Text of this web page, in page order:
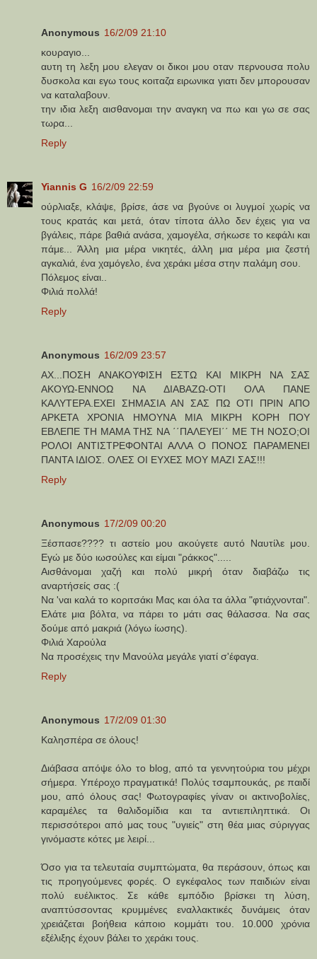
Anonymous 16/2/09 21:10
κουραγιο...
αυτη τη λεξη μου ελεγαν οι δικοι μου οταν περνουσα πολυ
δυσκολα και εγω τους κοιταζα ειρωνικα γιατι δεν μπορουσαν
να καταλαβουν.
την ιδια λεξη αισθανομαι την αναγκη να πω και γω σε σας
τωρα...
Reply
Yiannis G 16/2/09 22:59
ούρλιαξε, κλάψε, βρίσε, άσε να βγούνε οι λυγμοί χωρίς να
τους κρατάς και μετά, όταν τίποτα άλλο δεν έχεις για να
βγάλεις, πάρε βαθιά ανάσα, χαμογέλα, σήκωσε το κεφάλι και
πάμε... Άλλη μια μέρα νικητές, άλλη μια μέρα μια ζεστή
αγκαλιά, ένα χαμόγελο, ένα χεράκι μέσα στην παλάμη σου.
Πόλεμος είναι..
Φιλιά πολλά!
Reply
Anonymous 16/2/09 23:57
ΑΧ...ΠΟΣΗ ΑΝΑΚΟΥΦΙΣΗ ΕΣΤΩ ΚΑΙ ΜΙΚΡΗ ΝΑ ΣΑΣ
ΑΚΟΥΩ-ΕΝΝΟΩ ΝΑ ΔΙΑΒΑΖΩ-ΟΤΙ ΟΛΑ ΠΑΝΕ
ΚΑΛΥΤΕΡΑ.ΕΧΕΙ ΣΗΜΑΣΙΑ ΑΝ ΣΑΣ ΠΩ ΟΤΙ ΠΡΙΝ ΑΠΟ
ΑΡΚΕΤΑ ΧΡΟΝΙΑ ΗΜΟΥΝΑ ΜΙΑ ΜΙΚΡΗ ΚΟΡΗ ΠΟΥ
ΕΒΛΕΠΕ ΤΗ ΜΑΜΑ ΤΗΣ ΝΑ ΄΄ΠΑΛΕΥΕΙ΄΄ ΜΕ ΤΗ ΝΟΣΟ;ΟΙ
ΡΟΛΟΙ ΑΝΤΙΣΤΡΕΦΟΝΤΑΙ ΑΛΛΑ Ο ΠΟΝΟΣ ΠΑΡΑΜΕΝΕΙ
ΠΑΝΤΑ ΙΔΙΟΣ. ΟΛΕΣ ΟΙ ΕΥΧΕΣ ΜΟΥ ΜΑΖΙ ΣΑΣ!!!
Reply
Anonymous 17/2/09 00:20
Ξέσπασε???? τι αστείο μου ακούγετε αυτό Ναυτίλε μου.
Εγώ με δύο ιωσούλες και είμαι "ράκκος".....
Αισθάνομαι χαζή και πολύ μικρή όταν διαβάζω τις
αναρτήσείς σας :(
Να 'ναι καλά το κοριτσάκι Μας και όλα τα άλλα "φτιάχνονται".
Ελάτε μια βόλτα, να πάρει το μάτι σας θάλασσα. Να σας
δούμε από μακριά (λόγω ίωσης).
Φιλιά Χαρούλα
Nα προσέχεις την Μανούλα μεγάλε γιατί σ'έφαγα.
Reply
Anonymous 17/2/09 01:30
Καλησπέρα σε όλους!
Διάβασα απόψε όλο το blog, από τα γεννητούρια του μέχρι
σήμερα. Υπέροχο πραγματικά! Πολύς τσαμπουκάς, ρε παιδί
μου, από όλους σας! Φωτογραφίες γίναν οι ακτινοβολίες,
καραμέλες τα θαλιδομίδια και τα αντιεπιληπτικά. Οι
περισσότεροι από μας τους "υγιείς" στη θέα μιας σύριγγας
γινόμαστε κότες με λειρί...
Όσο για τα τελευταία συμπτώματα, θα περάσουν, όπως και
τις προηγούμενες φορές. Ο εγκέφαλος των παιδιών είναι
πολύ ευέλικτος. Σε κάθε εμπόδιο βρίσκει τη λύση,
αναπτύσσοντας κρυμμένες εναλλακτικές δυνάμεις όταν
χρειάζεται βοήθεια κάποιο κομμάτι του. 10.000 χρόνια
εξέλιξης έχουν βάλει το χεράκι τους.